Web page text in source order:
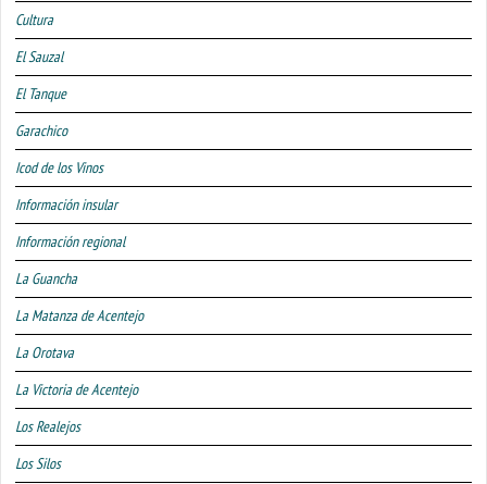
Cultura
El Sauzal
El Tanque
Garachico
Icod de los Vinos
Información insular
Información regional
La Guancha
La Matanza de Acentejo
La Orotava
La Victoria de Acentejo
Los Realejos
Los Silos